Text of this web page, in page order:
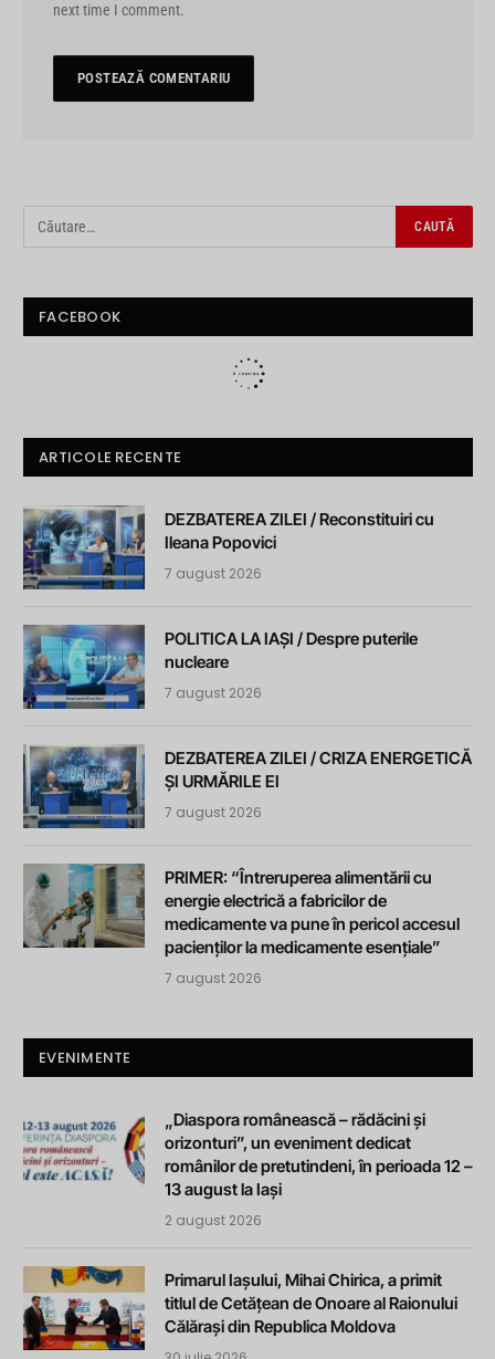
next time I comment.
FACEBOOK
ARTICOLE RECENTE
DEZBATEREA ZILEI / Reconstituiri cu
Ileana Popovici
7 august 2026
POLITICA LA IAȘI / Despre puterile
nucleare
7 august 2026
DEZBATEREA ZILEI / CRIZA ENERGETICĂ
ȘI URMĂRILE EI
7 august 2026
PRIMER: “Întreruperea alimentării cu
energie electrică a fabricilor de
medicamente va pune în pericol accesul
pacienților la medicamente esențiale”
7 august 2026
EVENIMENTE
„Diaspora românească – rădăcini și
orizonturi”, un eveniment dedicat
românilor de pretutindeni, în perioada 12 –
13 august la Iași
2 august 2026
Primarul Iașului, Mihai Chirica, a primit
titlul de Cetățean de Onoare al Raionului
Călărași din Republica Moldova